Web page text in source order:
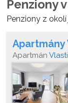
Penziony
Penziony z
Apartmán